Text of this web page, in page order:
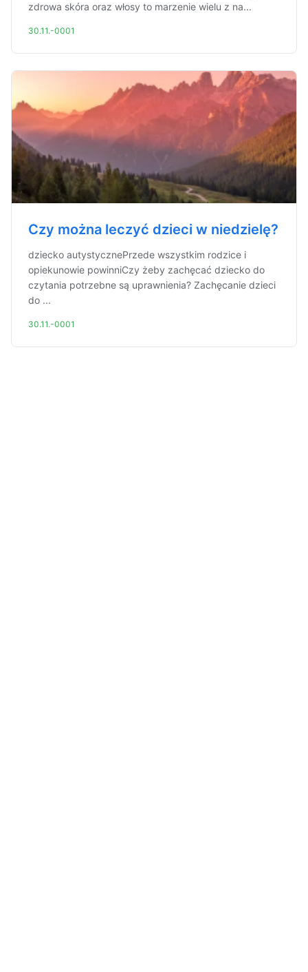
zdrowa skóra oraz włosy to marzenie wielu z na...
30.11.-0001
Czy można leczyć dzieci w niedzielę?
dziecko autystycznePrzede wszystkim rodzice i
opiekunowie powinniCzy żeby zachęcać dziecko do
czytania potrzebne są uprawnienia? Zachęcanie dzieci
do ...
30.11.-0001